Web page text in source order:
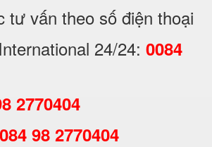
vấn theo số điện thoại
24/24: 0084
2770404
98 2770404